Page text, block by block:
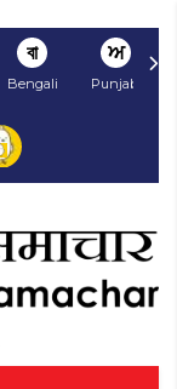
বা
Bengali
ਅ
Punjabi